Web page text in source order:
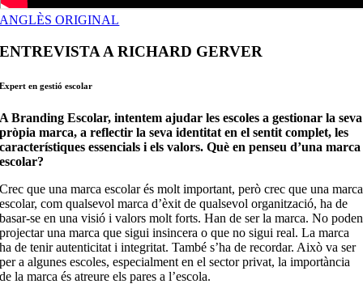
ANGLÈS ORIGINAL
ENTREVISTA A RICHARD GERVER
Expert en gestió escolar
A Branding Escolar, intentem ajudar les escoles a gestionar la seva
pròpia marca, a reflectir la seva identitat en el sentit complet, les
característiques essencials i els valors. Què en penseu d’una marca
escolar?
Crec que una marca escolar és molt important, però crec que una marca
escolar, com qualsevol marca d’èxit de qualsevol organització, ha de
basar-se en una visió i valors molt forts. Han de ser la marca. No poden
projectar una marca que sigui insincera o que no sigui real. La marca
ha de tenir autenticitat i integritat. També s’ha de recordar. Això va ser
per a algunes escoles, especialment en el sector privat, la importància
de la marca és atreure els pares a l’escola.